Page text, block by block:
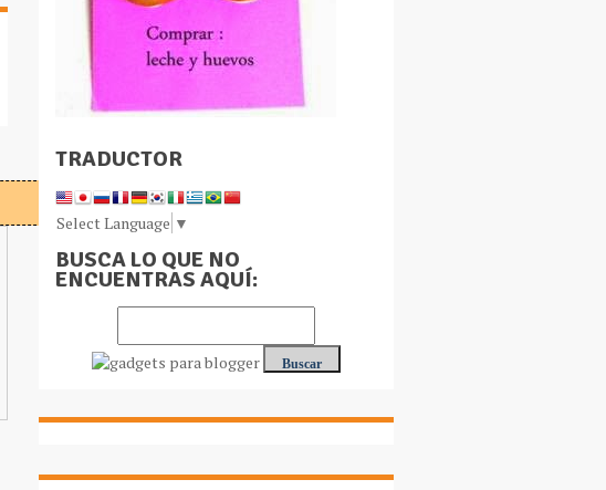
TRADUCTOR
Select Language ▼
BUSCA LO QUE NO
ENCUENTRAS AQUÍ: